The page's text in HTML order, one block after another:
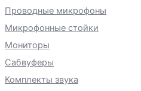
Проводные микрофоны
Микрофонные стойки
Мониторы
Сабвуферы
Комплекты звука